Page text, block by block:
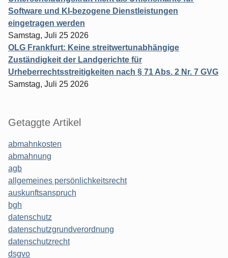
Software und KI-bezogene Dienstleistungen
eingetragen werden
Samstag, Juli 25 2026
OLG Frankfurt: Keine streitwertunabhängige
Zuständigkeit der Landgerichte für
Urheberrechtsstreitigkeiten nach § 71 Abs. 2 Nr. 7 GVG
Samstag, Juli 25 2026
Getaggte Artikel
abmahnkosten
abmahnung
agb
allgemeines persönlichkeitsrecht
auskunftsanspruch
bgh
datenschutz
datenschutzgrundverordnung
datenschutzrecht
dsgvo